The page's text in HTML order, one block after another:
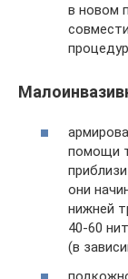
в новом
помощи
они
нижней
40-60
(в